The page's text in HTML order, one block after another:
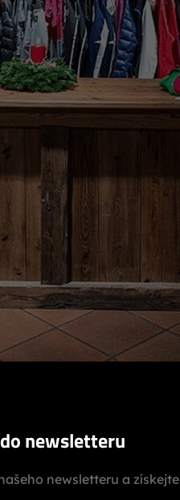
newsletteru
newsletteru a